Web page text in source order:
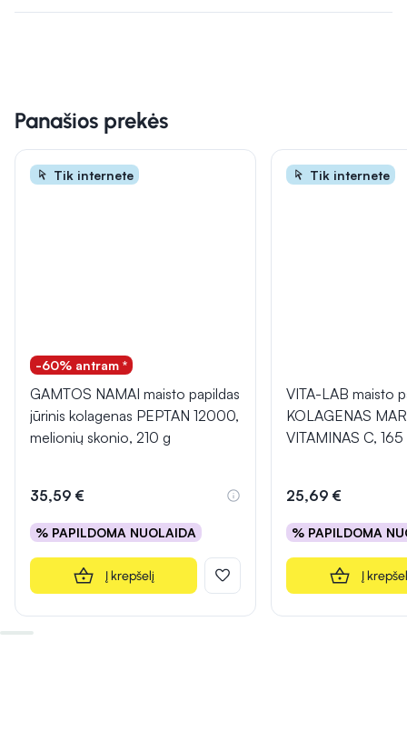
Panašios prekės
Tik internete
-60% antram *
GAMTOS NAMAI maisto papildas
jūrinis kolagenas PEPTAN 12000,
melionių skonio, 210 g
35,59 €
% PAPILDOMA NUOLAIDA
Į krepšelį
Tik internete
VITA-LAB maisto
KOLAGENAS
VITAMINAS C,
25,69 €
% PAPILDOMA
Į